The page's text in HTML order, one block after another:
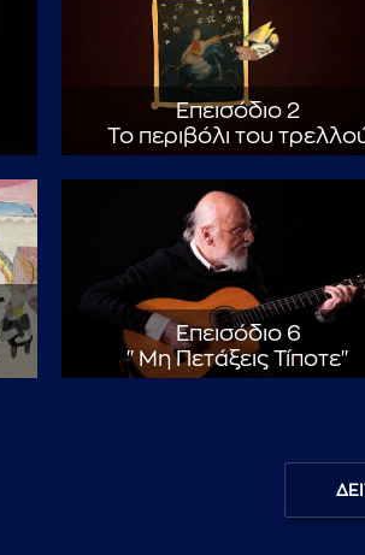
Επεισόδιο 2
Το περιβόλι του
Επεισόδιο 6
"Μη Πετάξεις Τίποτε"